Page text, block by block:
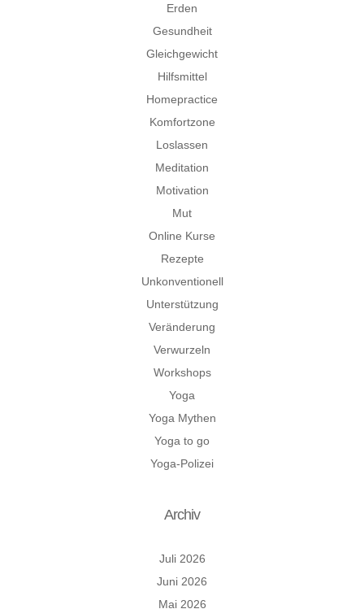
Erden
Gesundheit
Gleichgewicht
Hilfsmittel
Homepractice
Komfortzone
Loslassen
Meditation
Motivation
Mut
Online Kurse
Rezepte
Unkonventionell
Unterstützung
Veränderung
Verwurzeln
Workshops
Yoga
Yoga Mythen
Yoga to go
Yoga-Polizei
Archiv
Juli 2026
Juni 2026
Mai 2026